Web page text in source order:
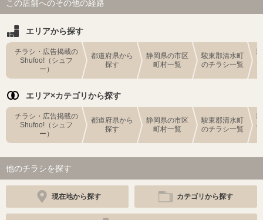
この店舗へのその他の経路
エリアから探す
チラシ・広告掲載の
Shufoo!（シュフ
ー）
都道府県から
探す
静岡県の市区
町村一覧
駿東郡清水町
のチラシ一覧
エリア×カテゴリから探す
チラシ・広告掲載の
Shufoo!（シュフ
ー）
都道府県から
探す
静岡県の市区
町村一覧
駿東郡清水町
のチラシ一覧
他のチラシを探す
現在地から探す カテゴリから探す